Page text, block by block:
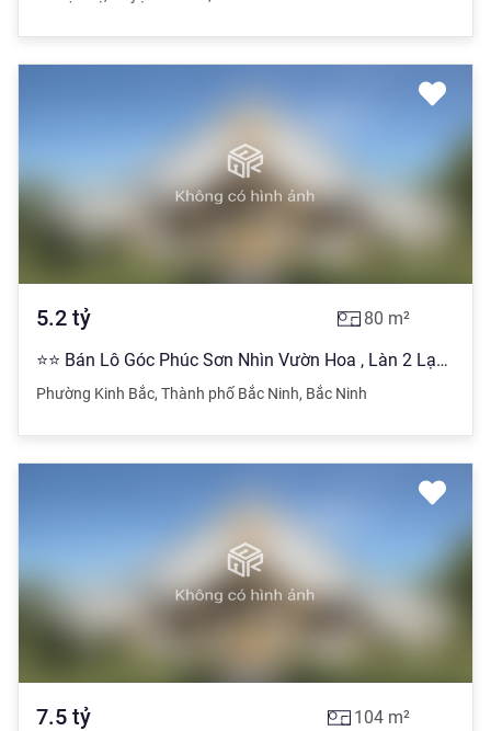
5.2 tỷ 80 m²
⭐⭐ Bán Lô Góc Phúc Sơn Nhìn Vườn Hoa , Làn 2 Lạc Long Quân ⭐không lỗi hố ga tủ điện ⭐Diệ
Phường Kinh Bắc, Thành phố Bắc Ninh, Bắc Ninh
7.5 tỷ 104 m²